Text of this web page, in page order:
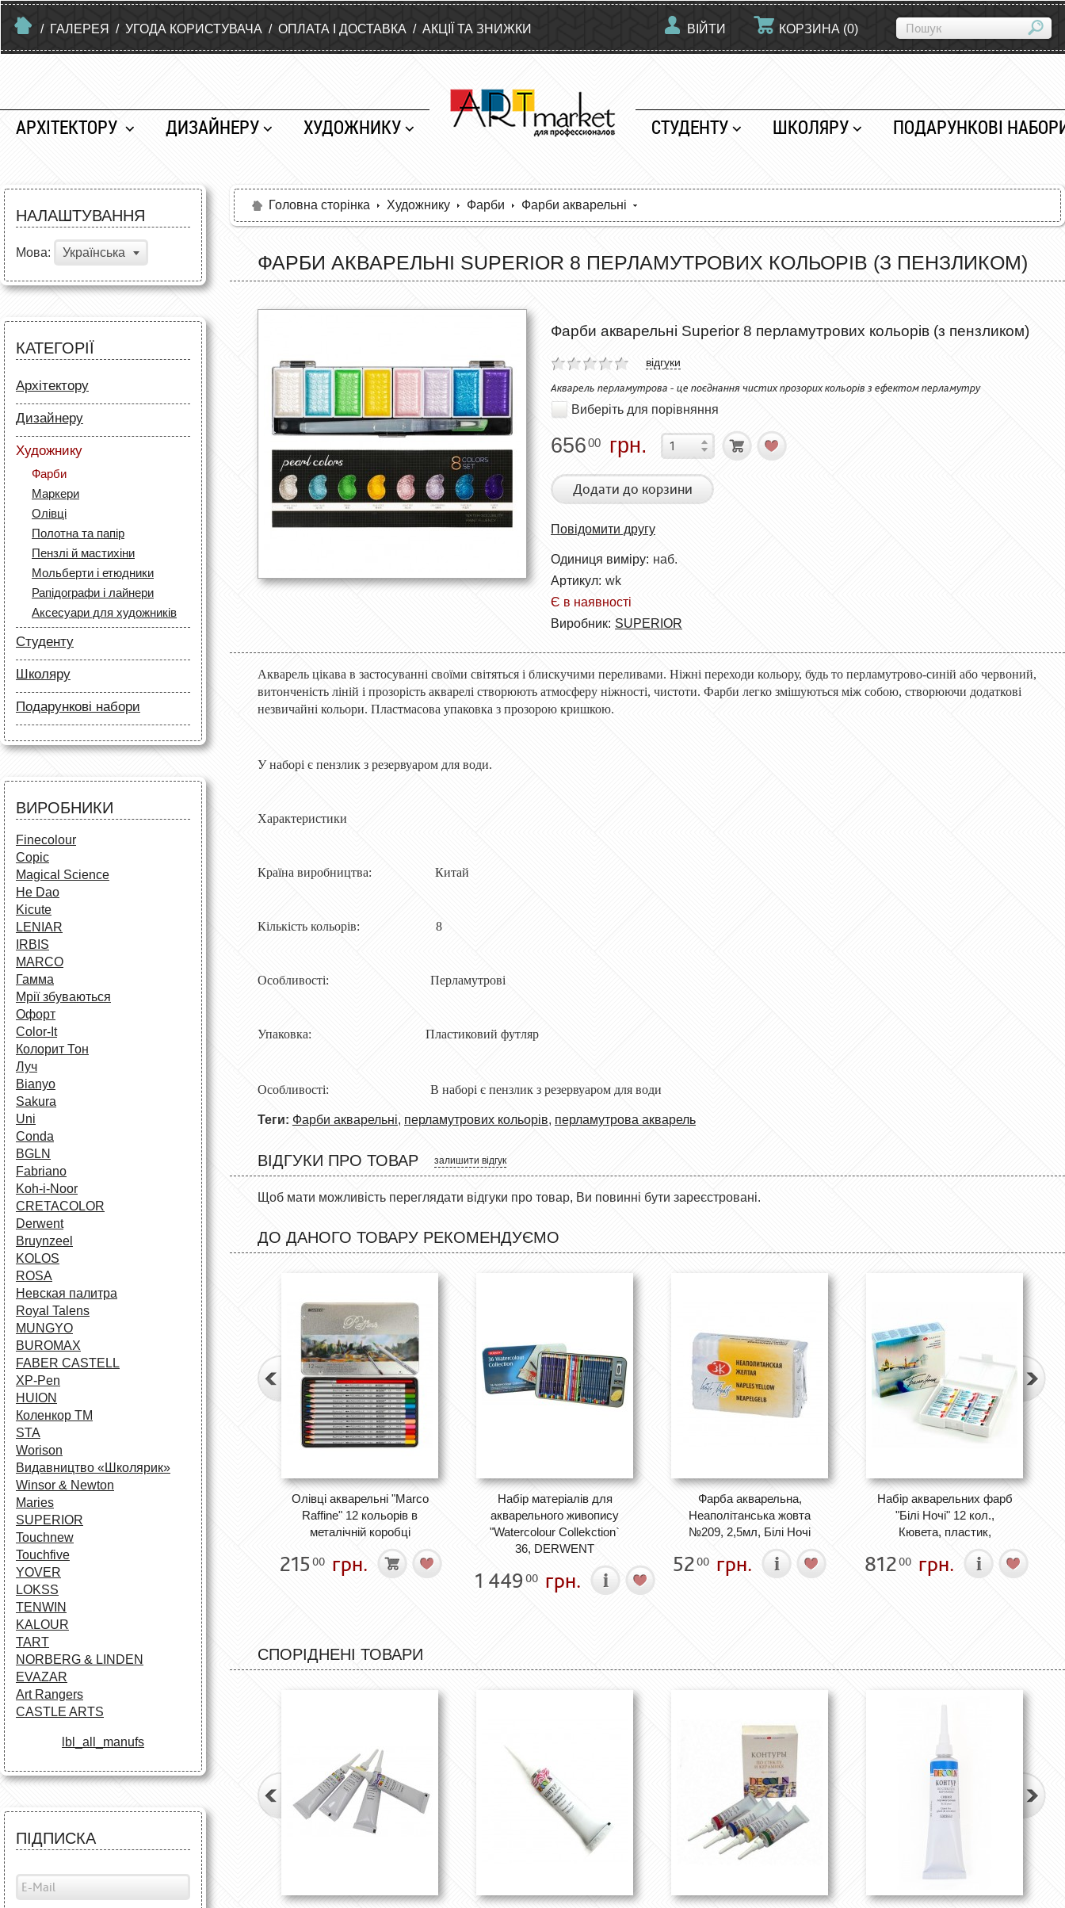
/ ГАЛЕРЕЯ / УГОДА КОРИСТУВАЧА / ОПЛАТА І ДОСТАВКА / АКЦІЇ ТА ЗНИЖКИ ВІЙТИ КОРЗИНА (0)
АРХІТЕКТОРУ ДИЗАЙНЕРУ ХУДОЖНИКУ СТУДЕНТУ ШКОЛЯРУ ПОДАРУНКОВІ
НАЛАШТУВАННЯ
Мова: Українська
КАТЕГОРІЇ
Архітектору
Папір
Лайнери
Маркери
Олівці
Аксесуари для архітекторів
Дизайнеру
Папір
Олівці
Скетч маркери
Лайнери (рапідографи)
Аксесуари для дизайнерів
Художнику
Фарби
Маркери
Олівці
Полотна та папір
Пензлі й мастихіни
Мольберти і етюдники
Рапідографи і лайнери
Аксесуари для художників
Студенту
Папір
Лайнери
Маркери
Олівці
Все для креслення
Школяру
Папір
Маркери
Все для креслення
Все для творчості
Аксесуари для школярів
Подарункові набори
Олівці
Фарби та пензлі
ВИРОБНИКИ
Finecolour
Copic
Magical Science
He Dao
Kicute
LENIAR
IRBIS
MARCO
Гамма
Мрії збуваються
Офорт
Сolor-It
Колорит Тон
Луч
Bianyo
Sakura
Uni
Conda
BGLN
Fabriano
Koh-i-Noor
CRETACOLOR
Derwent
Bruynzeel
KOLOS
ROSA
Невская палитра
Royal Talens
MUNGYO
BUROMAX
FABER CASTELL
XP-Pen
HUION
Коленкор ТМ
STA
Worison
Видавництво «Школярик»
Winsor & Newton
Maries
SUPERIOR
Touchnew
Touchfive
YOVER
LOKSS
TENWIN
KALOUR
TART
NORBERG & LINDEN
EVAZAR
Art Rangers
CASTLE ARTS
lbl_all_manufs
ПІДПИСКА
Головна сторінка Художнику Фарби Фарби акварельні
ФАРБИ АКВАРЕЛЬНІ SUPERIOR 8 ПЕРЛАМУТРОВИХ КОЛЬОРІВ (З ПЕНЗЛИКОМ)
Фарби акварельні Superior 8 перламутрових кольорів (з пензликом)
відгуки
Акварель перламутрова - це поєднання чистих прозорих кольорів з ефектом перламутру
Виберіть для порівняння
65600 грн.
Додати до корзини
Повідомити другу
Одиниця виміру: наб.
Артикул: wk
Є в наявності
Виробник: SUPERIOR
Акварель цікава в застосуванні своїми світяться і блискучими переливами. Ніжні переходи кольору, будь то перламутрово-синій або червоний,
витонченість ліній і прозорість акварелі створюють атмосферу ніжності, чистоти. Фарби легко змішуються між собою, створюючи додаткові
незвичайні кольори. Пластмасова упаковка з прозорою кришкою.
У наборі є пензлик з резервуаром для води.
Характеристики
Країна виробництва: Китай
Кількість кольорів: 8
Особливості: Перламутрові
Упаковка: Пластиковий футляр
Особливості: В наборі є пензлик з резервуаром для води
Теги: Фарби акварельні, перламутрових кольорів, перламутрова акварель
ВІДГУКИ ПРО ТОВАР залишити відгук
Щоб мати можливість переглядати відгуки про товар, Ви повинні бути зареєстровані.
ДО ДАНОГО ТОВАРУ РЕКОМЕНДУЄМО
Олівці акварельні "Marco
Raffine" 12 кольорів в
металічній коробці
215 00 грн.
Набір матеріалів для
акварельного живопису
"Watercolour Collekction`
36, DERWENT
1 449 00 грн.
Фарба акварельна,
Неаполітанська жовта
№209, 2,5мл, Білі Ночі
5200 грн.
Набір акварельних фарб
"Білі Ночі" 12 кол.,
Кювета, пластик,
81200 грн.
СПОРІДНЕНІ ТОВАРИ